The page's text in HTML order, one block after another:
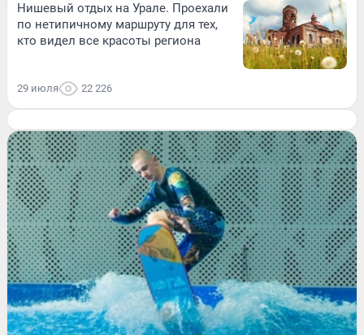
Нишевый отдых на Урале. Проехали
по нетипичному маршруту для тех,
кто видел все красоты региона
29 июля 22 226